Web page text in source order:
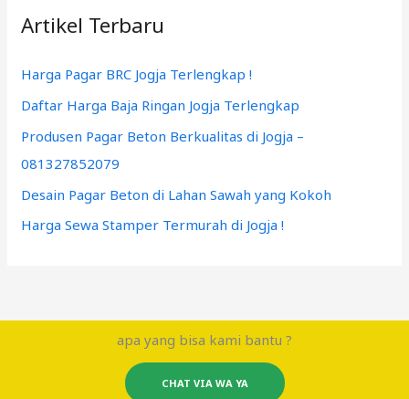
Artikel Terbaru
Harga Pagar BRC Jogja Terlengkap !
Daftar Harga Baja Ringan Jogja Terlengkap
Produsen Pagar Beton Berkualitas di Jogja –
081327852079
Desain Pagar Beton di Lahan Sawah yang Kokoh
Harga Sewa Stamper Termurah di Jogja !
apa yang bisa kami bantu ?
CHAT VIA WA YA